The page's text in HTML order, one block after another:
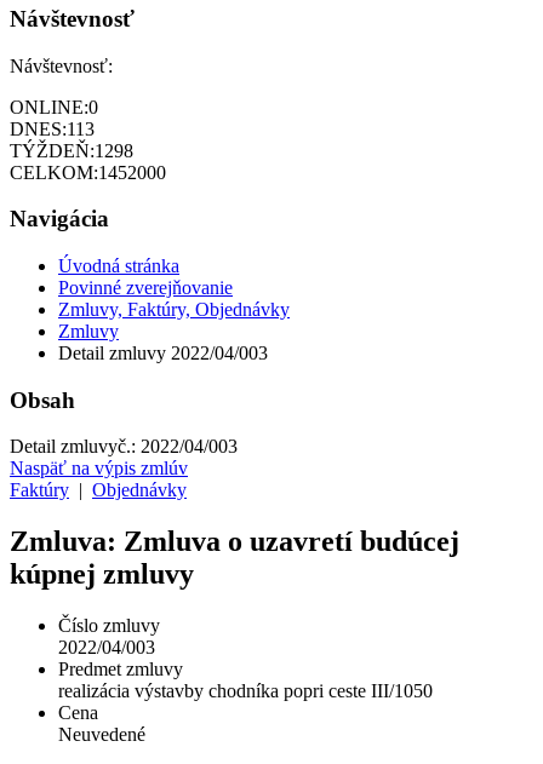
Návštevnosť
Návštevnosť:
ONLINE:0
DNES:113
TÝŽDEŇ:1298
CELKOM:1452000
Navigácia
Úvodná stránka
Povinné zverejňovanie
Zmluvy, Faktúry, Objednávky
Zmluvy
Detail zmluvy 2022/04/003
Obsah
Detail zmluvyč.: 2022/04/003
Naspäť na výpis zmlúv
Faktúry
Objednávky
Zmluva: Zmluva o uzavretí budúcej
kúpnej zmluvy
Číslo zmluvy
2022/04/003
Predmet zmluvy
realizácia výstavby chodníka popri ceste III/1050
Cena
Neuvedené